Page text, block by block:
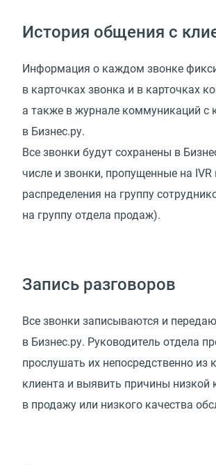
История общения с
Информация о каждом звонке
в карточках звонка и в карточках
а также в журнале коммуникаций с
в Бизнес.ру.
Все звонки будут сохранены в
числе и звонки, пропущенные на IVR
распределения на группу
на группу отдела продаж).
Запись разговоров
Все звонки записываются и
в Бизнес.ру. Руководитель отдела
прослушать их непосредственно из
клиента и выявить причины низкой
в продажу или низкого качества